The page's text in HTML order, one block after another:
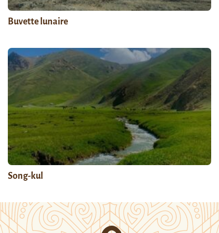
Buvette lunaire
Song-kul